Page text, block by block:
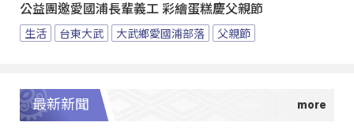
公益團邀愛國浦長輩義工 彩繪蛋糕慶父親節
生活 台東大武 大武鄉愛國浦部落 父親節
最新新聞